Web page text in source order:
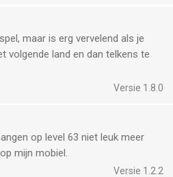
maar is erg vervelend als je
volgende land en dan telkens te
2 dagen en 2 uur duurt voordat
werkt niet. Ze blijven wel levens
hulp om over te steken. Dit
niet echt om het met deze
Die versperringen moeten
Versie 1.8.0
op level 63 niet leuk meer
mijn mobiel.
Versie 1.2.2